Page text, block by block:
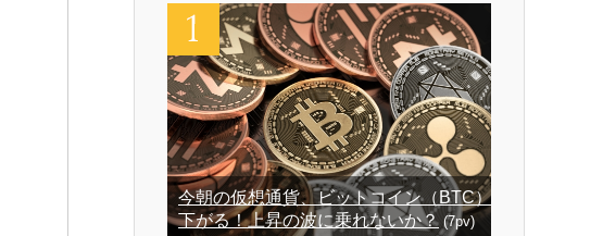
今朝の仮想通貨、ビットコイン（BTC）
下がる！上昇の波に乗れないか？ (7pv)